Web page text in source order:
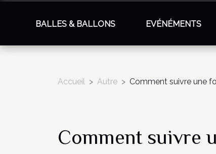
BALLES & BALLONS EVÉNÉMENTS
Accueil Autre Comment suivre une
Comment suivre